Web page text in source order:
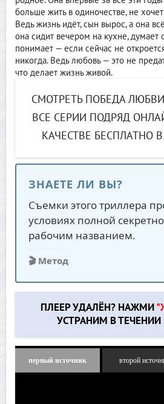
больше жить в одиночестве, не
Ведь жизнь идёт, сын вырос, а она
она сидит вечером на кухне, думает
понимает — если сейчас не
никогда. Ведь любовь — это не
что делает жизнь живой.
СМОТРЕТЬ ПОБЕДА
ВСЕ СЕРИИ ПОДРЯД
КАЧЕСТВЕ БЕСПЛАТНО В
ЗНАЕТЕ ЛИ ВЫ?
Съемки этого триллера
условиях полной
рабочим названием.
🎬 Метод
ПЛЕЕР УДАЛЁН? НАЖМИ
УСТРАНИМ В
первый источник второй